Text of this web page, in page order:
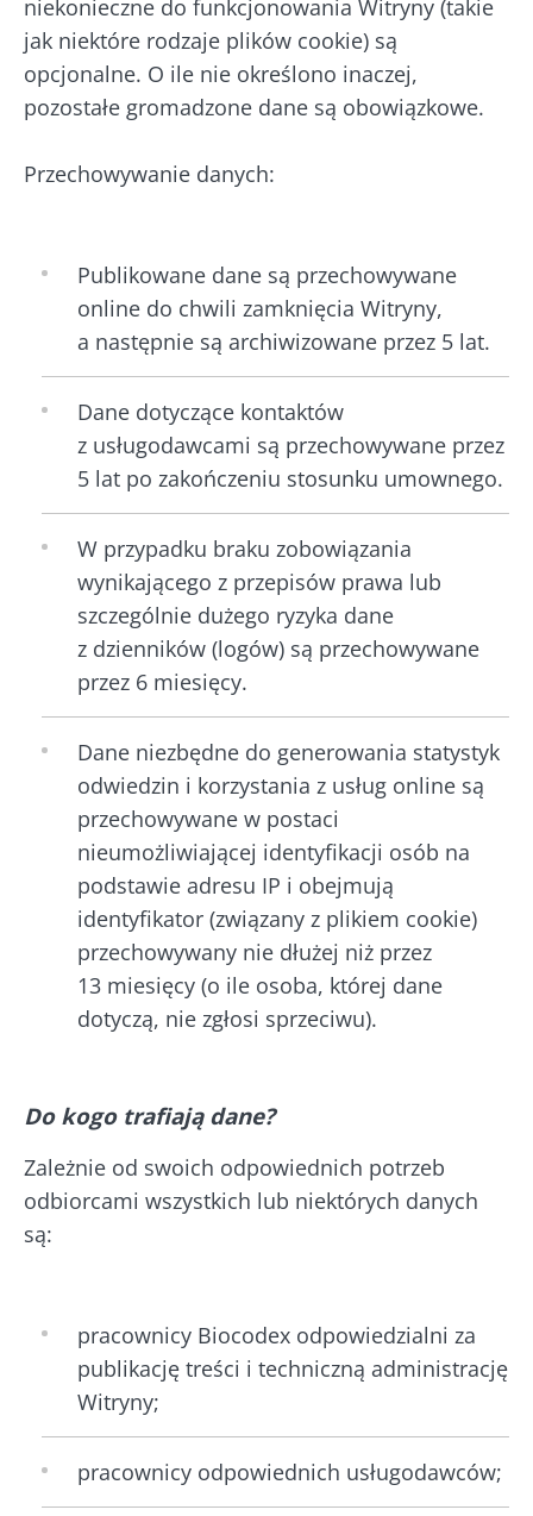
niekonieczne do funkcjonowania Witryny (takie
jak niektóre rodzaje plików cookie) są
opcjonalne. O ile nie określono inaczej,
pozostałe gromadzone dane są obowiązkowe.
Przechowywanie danych:
Publikowane dane są przechowywane
online do chwili zamknięcia Witryny,
a następnie są archiwizowane przez 5 lat.
Dane dotyczące kontaktów
z usługodawcami są przechowywane przez
5 lat po zakończeniu stosunku umownego.
W przypadku braku zobowiązania
wynikającego z przepisów prawa lub
szczególnie dużego ryzyka dane
z dzienników (logów) są przechowywane
przez 6 miesięcy.
Dane niezbędne do generowania statystyk
odwiedzin i korzystania z usług online są
przechowywane w postaci
nieumożliwiającej identyfikacji osób na
podstawie adresu IP i obejmują
identyfikator (związany z plikiem cookie)
przechowywany nie dłużej niż przez
13 miesięcy (o ile osoba, której dane
dotyczą, nie zgłosi sprzeciwu).
Do kogo trafiają dane?
Zależnie od swoich odpowiednich potrzeb
odbiorcami wszystkich lub niektórych danych
są:
pracownicy Biocodex odpowiedzialni za
publikację treści i techniczną administrację
Witryny;
pracownicy odpowiednich usługodawców;
Zostać przekierowany
Pobyt na stronie internetowej Instytutu
Microbiota BioCodex
Chcę zaprenumerować inne wiadomości z
Biocodexu
korzystaniaipolityka ochrony danych
BMI 20-35
* Pole obowiązkowe
BMI 20-35
naturalny
mikrobioty?
Lekko musujący,
kwaskowaty i
naturalnie
bogaty w żywe
mikroorganizmy
kefir zyskuje na
popularności
Dowiedz się
więcej
wspaniali
sprzymierzeńcy
mikrobiomu
jelitowego
Jogurt, serek
czy skyr –
wszystkie te
przysmaki mają
wspólną cechę:
są dobre dla
mikrobioty. Od
prawie stu ...
Dowiedz się
więcej
–